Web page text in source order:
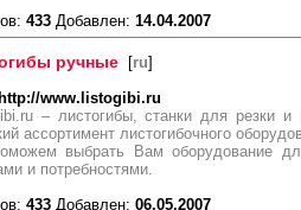
433 Добавлен: 14.04.2007
ручные [ru]
http://www.listogibi.ru
– листогибы, станки для резки
ассортимент листогибочного
выбрать Вам оборудование
и потребностями.
433 Добавлен: 06.05.2007